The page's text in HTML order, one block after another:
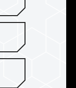
디자인
눈매 대칭식
양의 빛깔처럼
운 독수리 눈
며 동급 제품을
산합니다.